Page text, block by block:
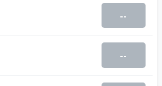
--
--